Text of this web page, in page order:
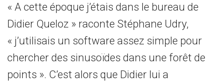
« A cette époque j’étais dans le bureau de
Didier Queloz » raconte Stéphane Udry,
« j’utilisais un software assez simple pour
chercher des sinusoïdes dans une forêt de
points ». C’est alors que Didier lui a